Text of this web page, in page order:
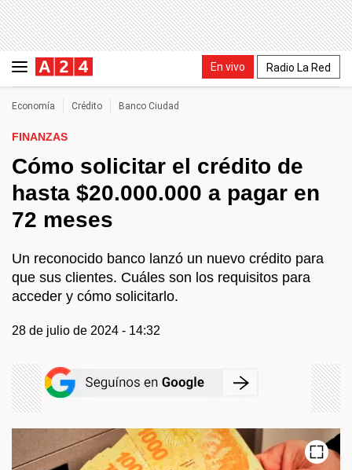
En vivo Radio La Red
Economía Crédito Banco Ciudad
FINANZAS
Cómo solicitar el crédito de
hasta $20.000.000 a pagar en
72 meses
Un reconocido banco lanzó un nuevo crédito para
que sus clientes. Cuáles son los requisitos para
acceder y cómo solicitarlo.
28 de julio de 2024 - 14:32